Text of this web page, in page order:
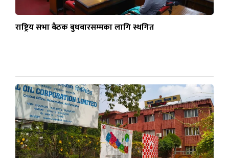
राष्ट्रिय सभा बैठक बुधबारसम्मका लागि स्थगित